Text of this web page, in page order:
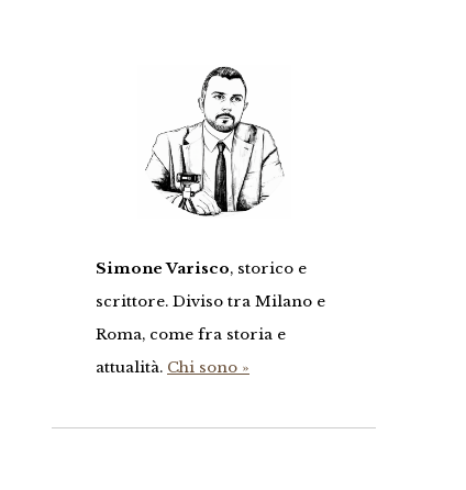
Simone Varisco, storico e
scrittore. Diviso tra Milano e
Roma, come fra storia e
attualità. Chi sono »